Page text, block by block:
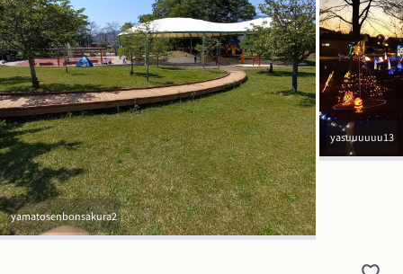
yamatosenbonsakura2
yasuuuuuu13